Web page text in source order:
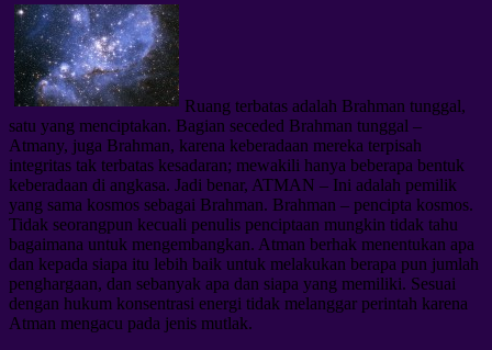
Ruang terbatas adalah Brahman tunggal,
satu yang menciptakan. Bagian seceded Brahman tunggal –
Atmany, juga Brahman, karena keberadaan mereka terpisah
integritas tak terbatas kesadaran; mewakili hanya beberapa bentuk
keberadaan di angkasa. Jadi benar, ATMAN – Ini adalah pemilik
yang sama kosmos sebagai Brahman. Brahman – pencipta kosmos.
Tidak seorangpun kecuali penulis penciptaan mungkin tidak tahu
bagaimana untuk mengembangkan. Atman berhak menentukan apa
dan kepada siapa itu lebih baik untuk melakukan berapa pun jumlah
penghargaan, dan sebanyak apa dan siapa yang memiliki. Sesuai
dengan hukum konsentrasi energi tidak melanggar perintah karena
Atman mengacu pada jenis mutlak.